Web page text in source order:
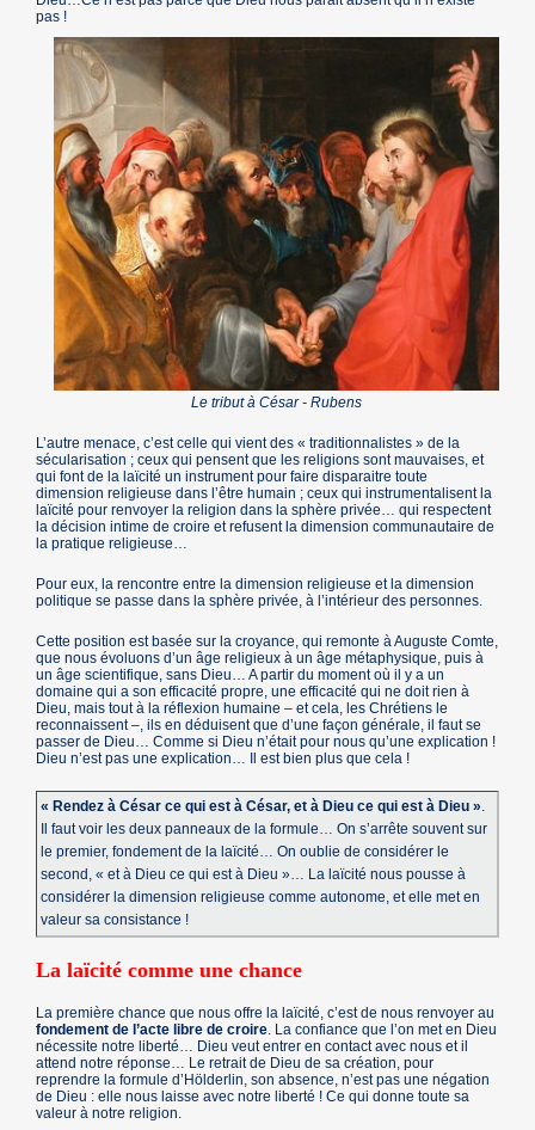
pas !
Le tribut à César - Rubens
L’autre menace, c’est celle qui vient des « traditionnalistes » de la
sécularisation ; ceux qui pensent que les religions sont mauvaises, et
qui font de la laïcité un instrument pour faire disparaitre toute
dimension religieuse dans l’être humain ; ceux qui instrumentalisent la
laïcité pour renvoyer la religion dans la sphère privée… qui respectent
la décision intime de croire et refusent la dimension communautaire de
la pratique religieuse…
Pour eux, la rencontre entre la dimension religieuse et la dimension
politique se passe dans la sphère privée, à l’intérieur des personnes.
Cette position est basée sur la croyance, qui remonte à Auguste Comte,
que nous évoluons d’un âge religieux à un âge métaphysique, puis à
un âge scientifique, sans Dieu… A partir du moment où il y a un
domaine qui a son efficacité propre, une efficacité qui ne doit rien à
Dieu, mais tout à la réflexion humaine – et cela, les Chrétiens le
reconnaissent –, ils en déduisent que d’une façon générale, il faut se
passer de Dieu… Comme si Dieu n’était pour nous qu’une explication !
Dieu n’est pas une explication… Il est bien plus que cela !
« Rendez à César ce qui est à César, et à Dieu ce qui est à Dieu ».
Il faut voir les deux panneaux de la formule… On s’arrête souvent sur
le premier, fondement de la laïcité… On oublie de considérer le
second, « et à Dieu ce qui est à Dieu »… La laïcité nous pousse à
considérer la dimension religieuse comme autonome, et elle met en
valeur sa consistance !
La laïcité comme une chance
La première chance que nous offre la laïcité, c’est de nous renvoyer au
fondement de l’acte libre de croire. La confiance que l’on met en Dieu
nécessite notre liberté… Dieu veut entrer en contact avec nous et il
attend notre réponse… Le retrait de Dieu de sa création, pour
reprendre la formule d’Hölderlin, son absence, n’est pas une négation
de Dieu : elle nous laisse avec notre liberté ! Ce qui donne toute sa
valeur à notre religion.